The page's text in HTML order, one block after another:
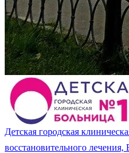
Детская городская
восстановительного лечения,